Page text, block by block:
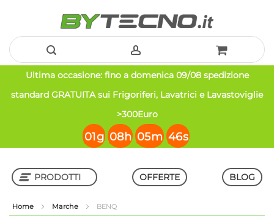
Salta
al
Ultima occasione: fino a domenica 09/08 spedizione
standard GRATUITA sui Frigoriferi, Lavatrici e Lavastoviglie
>300Euro
01g 08h 05m 46s
PRODOTTI OFFERTE BLOG
Home Marche BENQ